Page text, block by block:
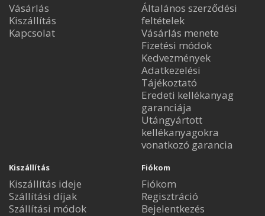
Vásárlás
Kiszállítás
Kapcsolat
Általános szerződési
feltételek
Vásárlás menete
Fizetési módok
Kedvezmények
Adatkezelési
Tájékoztató
Eredeti kellékanyag
garanciája
Utángyártott
kellékanyagokra
vonatkozó garancia
Kiszállítás
Kiszállítás ideje
Szállítási díjak
Szállítási módok
Fiókom
Fiókom
Regisztráció
Bejelentkezés